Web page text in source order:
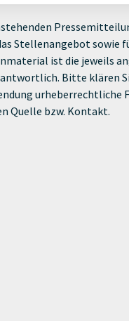
Stellenangebot sowie
ist die jeweils
Bitte klären
urheberrechtliche
Quelle bzw. Kontakt.